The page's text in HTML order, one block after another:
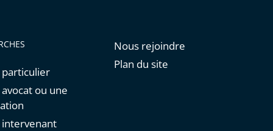
particulier
avocat ou une
intervenant
Nous rejoindre
Plan du site